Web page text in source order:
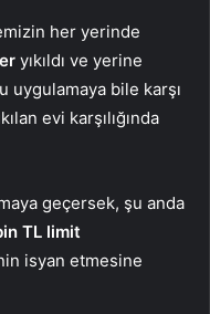
her yerinde
yıkıldı ve yerine
uygulamaya bile karşı
evi karşılığında
geçersek, şu anda
TL limit
isyan etmesine